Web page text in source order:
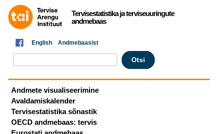
Tervisestatistika ja terviseuuringute
andmebaas
English Andmebaasist
Andmete visualiseerimine
Avaldamiskalender
Tervisestatistika sõnastik
OECD andmebaas: tervis